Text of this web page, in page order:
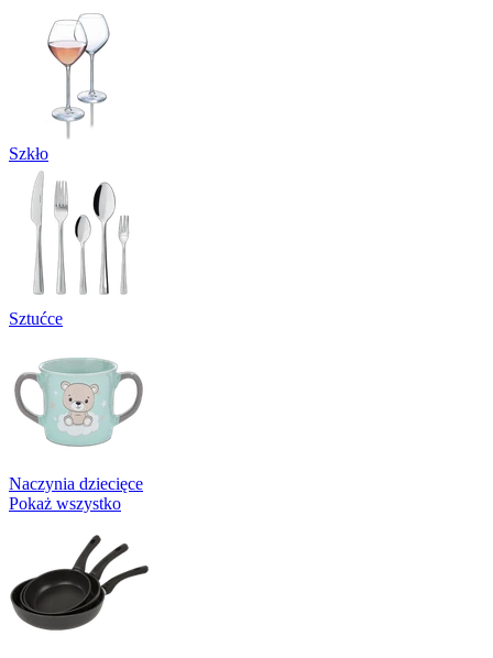
Szkło
Sztućce
Naczynia dziecięce
Pokaż wszystko